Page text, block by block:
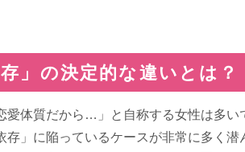
」の決定的な違いとは？
愛体質だから…」と自称する女性は多い
」に陥っているケースが非常に多く潜